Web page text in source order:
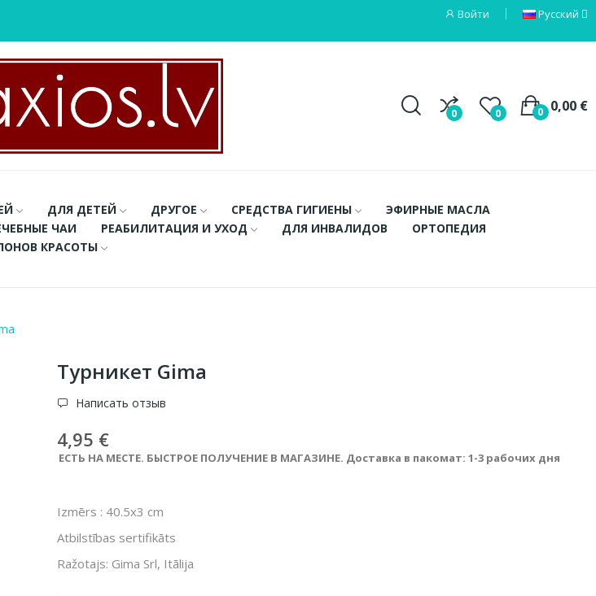
Войти Русский
0 0 0,00 €
0
ДЛЯ ДЕТЕЙ ДРУГОЕ СРЕДСТВА ГИГИЕНЫ
ЭФИРНЫЕ МАСЛА
ЧАИ РЕАБИЛИТАЦИЯ И УХОД ДЛЯ ИНВАЛИДОВ
ОРТОПЕДИЯ
КРАСОТЫ
Турникет Gima
Написать отзыв
4,95 €
ЕСТЬ НА МЕСТЕ. БЫСТРОЕ ПОЛУЧЕНИЕ В МАГАЗИНЕ. Доставка в пакомат: 1-3 рабочих дня
Izmērs : 40.5x3 cm
Atbilstības sertifikāts
Ražotajs: Gima Srl, Itālija